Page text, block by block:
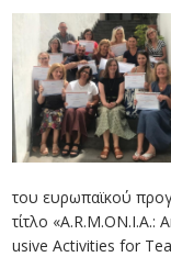
του ευρωπαϊκού
τίτλο
usive Activities for